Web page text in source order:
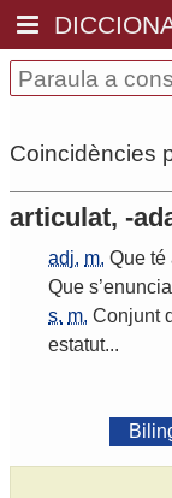
Coincidències
articulat, -
adj. m. Que té
Que s’enuncia
s. m. Conjunt
estatut...